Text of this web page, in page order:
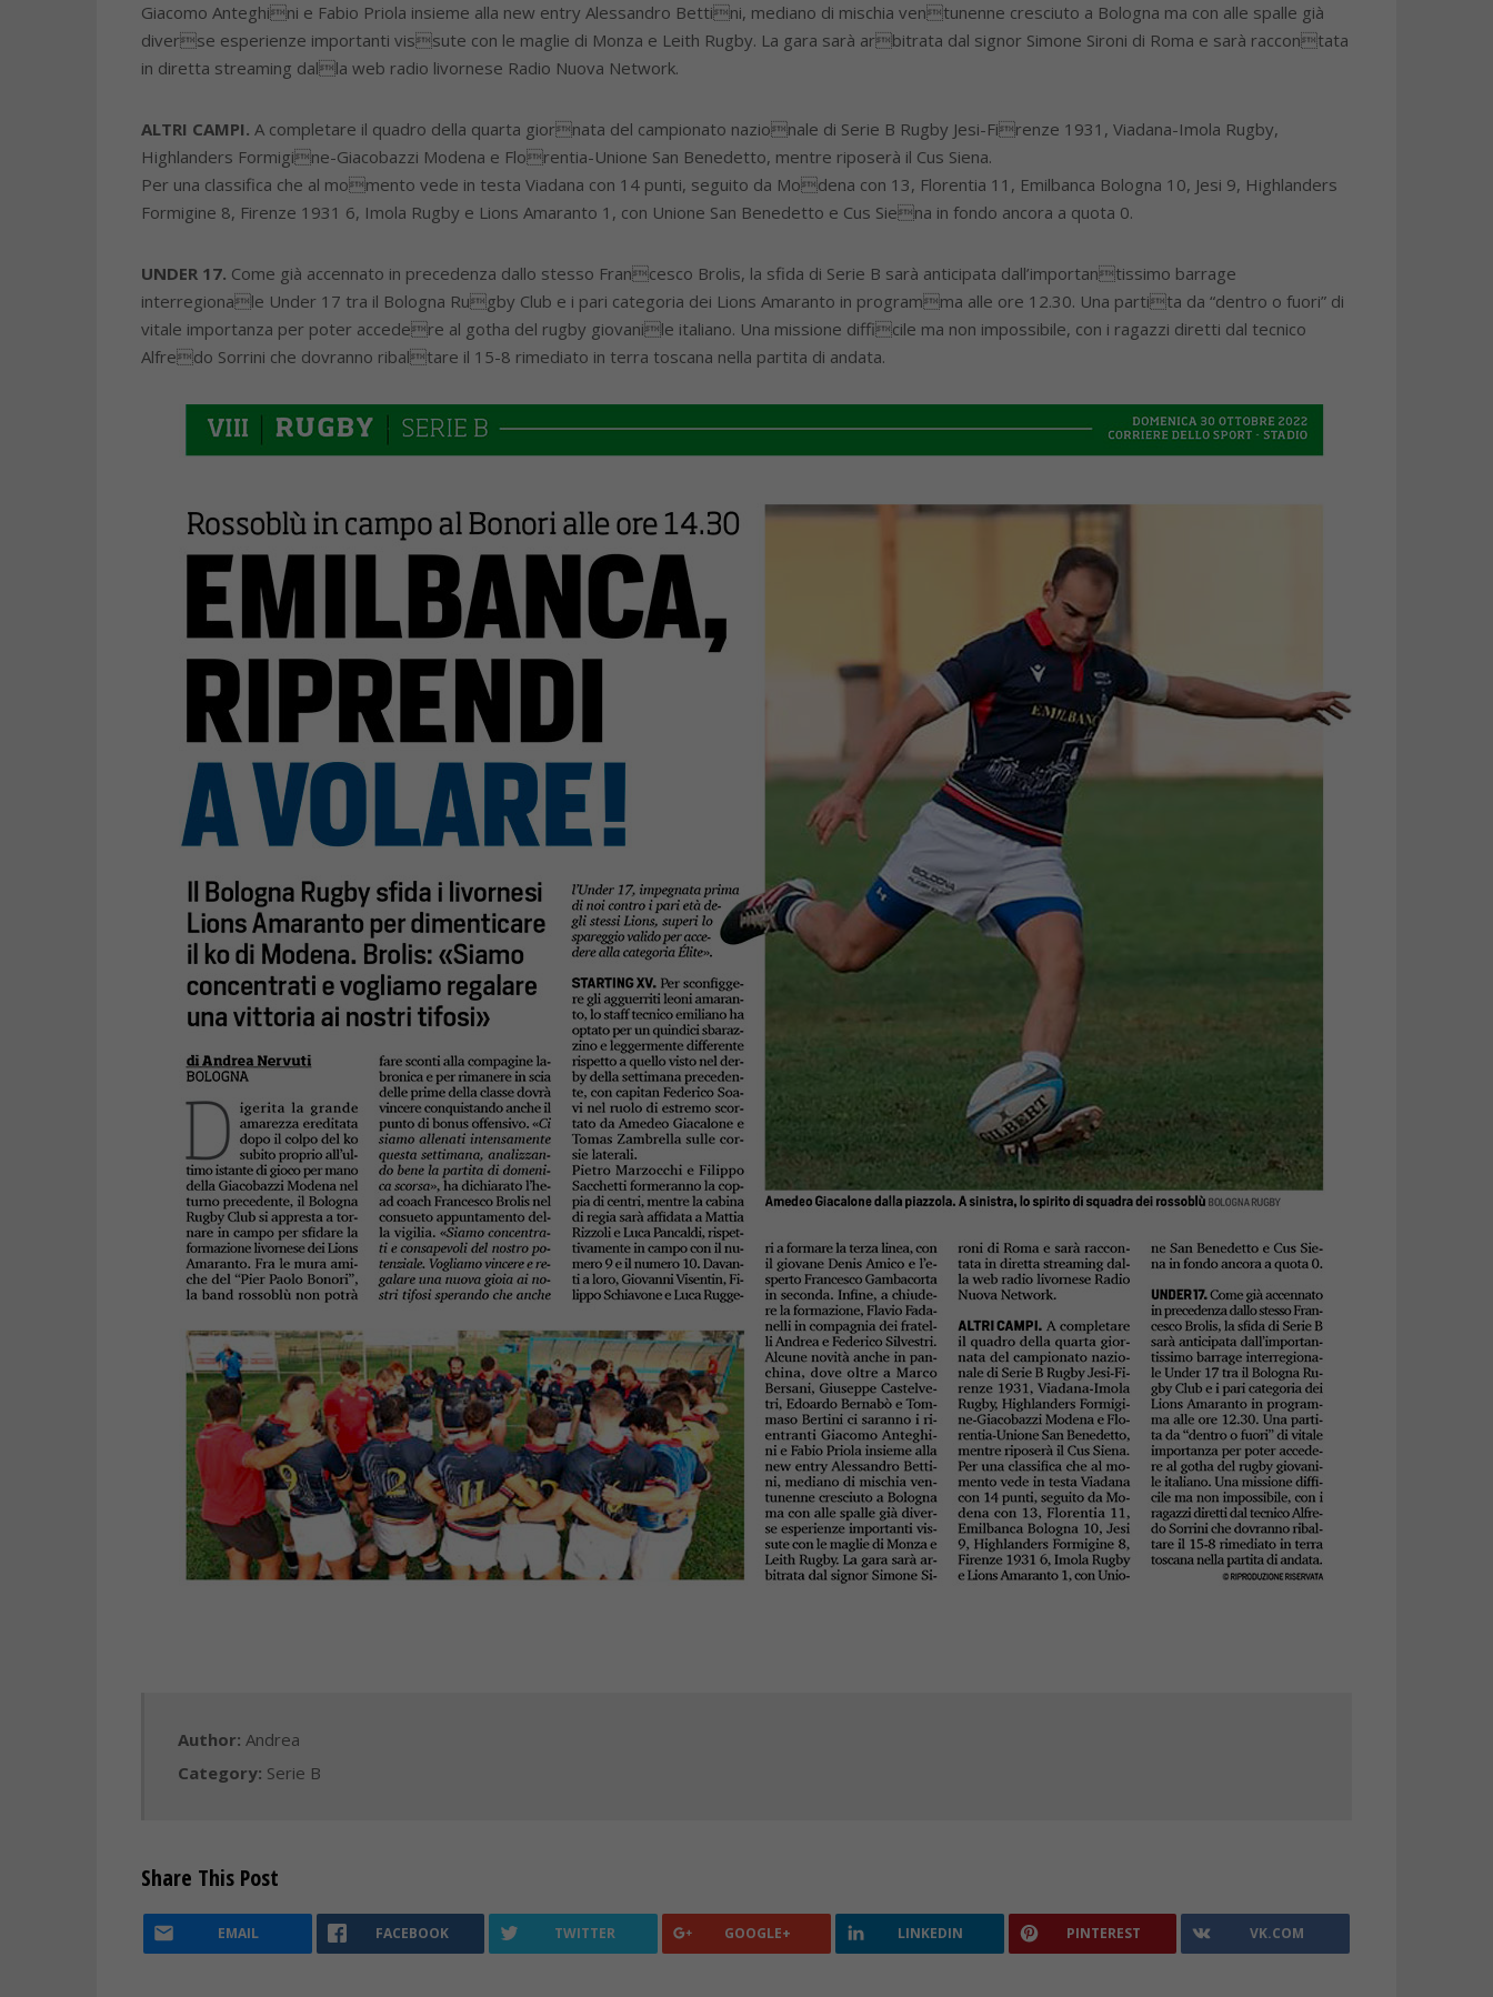
Giacomo Anteghini e Fabio Priola insieme alla new entry Alessandro Bettini, mediano di mischia ventunenne cresciuto a Bologna ma con alle spalle già
diverse esperienze importanti vissute con le maglie di Monza e Leith Rugby. La gara sarà arbitrata dal signor Simone Sironi di Roma e sarà raccontata
in diretta streaming dalla web radio livornese Radio Nuova Network.
ALTRI CAMPI. A completare il quadro della quarta giornata del campionato nazionale di Serie B Rugby Jesi-Firenze 1931, Viadana-Imola Rugby,
Highlanders Formigine-Giacobazzi Modena e Florentia-Unione San Benedetto, mentre riposerà il Cus Siena.
Per una classifica che al momento vede in testa Viadana con 14 punti, seguito da Modena con 13, Florentia 11, Emilbanca Bologna 10, Jesi 9, Highlanders
Formigine 8, Firenze 1931 6, Imola Rugby e Lions Amaranto 1, con Unione San Benedetto e Cus Siena in fondo ancora a quota 0.
UNDER 17. Come già accennato in precedenza dallo stesso Francesco Brolis, la sfida di Serie B sarà anticipata dall’importantissimo barrage
interregionale Under 17 tra il Bologna Rugby Club e i pari categoria dei Lions Amaranto in programma alle ore 12.30. Una partita da “dentro o fuori” di
vitale importanza per poter accedere al gotha del rugby giovanile italiano. Una missione difficile ma non impossibile, con i ragazzi diretti dal tecnico
Alfredo Sorrini che dovranno ribaltare il 15-8 rimediato in terra toscana nella partita di andata.
Author: Andrea
Category: Serie B
Share This Post
EMAIL FACEBOOK TWITTER GOOGLE+ LINKEDIN PINTEREST VK.COM